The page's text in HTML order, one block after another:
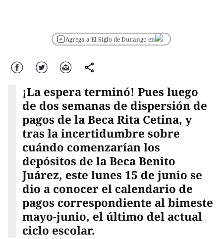
Agrega a El Siglo de Durango en
Facebook Twitter Correo comparte
¡La espera terminó! Pues luego
de dos semanas de dispersión de
pagos de la Beca Rita Cetina, y
tras la incertidumbre sobre
cuándo comenzarían los
depósitos de la Beca Benito
Juárez, este lunes 15 de junio se
dio a conocer el calendario de
pagos correspondiente al bimeste
mayo-junio, el último del actual
ciclo escolar.